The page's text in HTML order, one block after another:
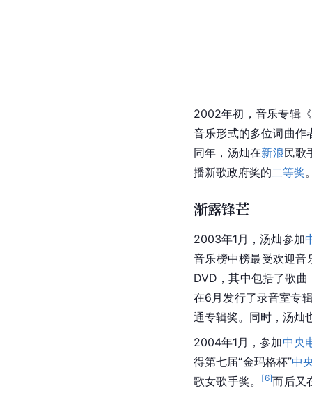
2002年初，音乐专辑《
音乐形式的多位词曲作
同年，汤灿在新浪民歌
播新歌政府奖的二等奖
渐露锋芒
2003年1月，汤灿参加
音乐榜中榜最受欢迎音
DVD，其中包括了歌
在6月发行了录音室专
通专辑奖。同时，汤灿
2004年1月，参加中央
得第七届“金玛格杯”中
歌女歌手奖。
[6]而后又